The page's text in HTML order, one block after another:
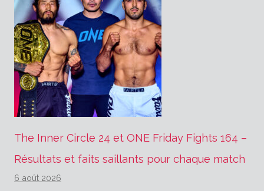
The Inner Circle 24 et ONE Friday Fights 164 –
Résultats et faits saillants pour chaque match
6 août 2026